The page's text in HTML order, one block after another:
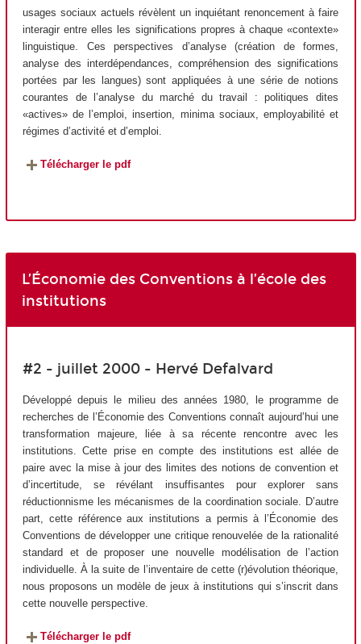
usages sociaux actuels révèlent un inquiétant renoncement à faire
interagir entre elles les significations propres à chaque «contexte»
linguistique. Ces perspectives d’analyse (création de formes,
analyse des interdépendances, compréhension des significations
portées par les langues) sont appliquées à une série de notions
courantes de l’analyse du marché du travail : politiques dites
«actives» de l’emploi, insertion, minima sociaux, employabilité et
régimes d’activité et d’emploi.
Télécharger le pdf
L’Économie des Conventions à l’école des
institutions
#2 - juillet 2000 - Hervé Defalvard
Développé depuis le milieu des années 1980, le programme de
recherches de l’Économie des Conventions connaît aujourd’hui une
transformation majeure, liée à sa récente rencontre avec les
institutions. Cette prise en compte des institutions est allée de
paire avec la mise à jour des limites des notions de convention et
d’incertitude, se révélant insuffisantes pour explorer sans
réductionnisme les mécanismes de la coordination sociale. D’autre
part, cette référence aux institutions a permis à l’Économie des
Conventions de développer une critique renouvelée de la rationalité
standard et de proposer une nouvelle modélisation de l’action
individuelle. À la suite de l’inventaire de cette (r)évolution théorique,
nous proposons un modèle de jeux à institutions qui s’inscrit dans
cette nouvelle perspective.
Télécharger le pdf